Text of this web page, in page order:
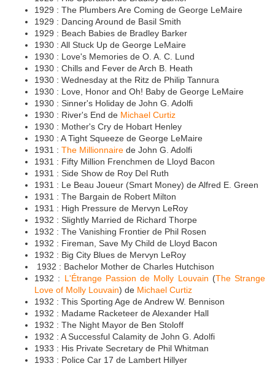
1929 : The Plumbers Are Coming de George LeMaire
1929 : Dancing Around de Basil Smith
1929 : Beach Babies de Bradley Barker
1930 : All Stuck Up de George LeMaire
1930 : Love's Memories de O. A. C. Lund
1930 : Chills and Fever de Arch B. Heath
1930 : Wednesday at the Ritz de Philip Tannura
1930 : Love, Honor and Oh! Baby de George LeMaire
1930 : Sinner's Holiday de John G. Adolfi
1930 : River's End de Michael Curtiz
1930 : Mother's Cry de Hobart Henley
1930 : A Tight Squeeze de George LeMaire
1931 : The Millionnaire de John G. Adolfi
1931 : Fifty Million Frenchmen de Lloyd Bacon
1931 : Side Show de Roy Del Ruth
1931 : Le Beau Joueur (Smart Money) de Alfred E. Green
1931 : The Bargain de Robert Milton
1931 : High Pressure de Mervyn LeRoy
1932 : Slightly Married de Richard Thorpe
1932 : The Vanishing Frontier de Phil Rosen
1932 : Fireman, Save My Child de Lloyd Bacon
1932 : Big City Blues de Mervyn LeRoy
1932 : Bachelor Mother de Charles Hutchison
1932 : L'Étrange Passion de Molly Louvain (The Strange
Love of Molly Louvain) de Michael Curtiz
1932 : This Sporting Age de Andrew W. Bennison
1932 : Madame Racketeer de Alexander Hall
1932 : The Night Mayor de Ben Stoloff
1932 : A Successful Calamity de John G. Adolfi
1933 : His Private Secretary de Phil Whitman
1933 : Police Car 17 de Lambert Hillyer